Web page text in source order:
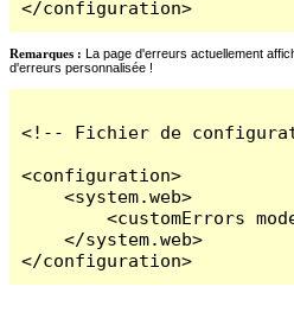
</configuration>
Remarques : La page d'erreurs actuellement
d'erreurs personnalisée !
<!-- Fichier de
<configuration>
    <system.web>
<customErrors
    </system.web>
</configuration>